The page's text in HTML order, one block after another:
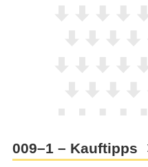
009⁠–⁠1 – Kauftipps